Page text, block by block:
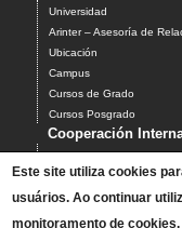
Universidad
Arinter – Asesoría de
Ubicación
Campus
Cursos de Grado
Cursos Posgrado
Cooperación
Ciencia sin Fronteras
Santander Universidades
BraCol
Este site utiliza cookies
usuários. Ao continuar
monitoramento de